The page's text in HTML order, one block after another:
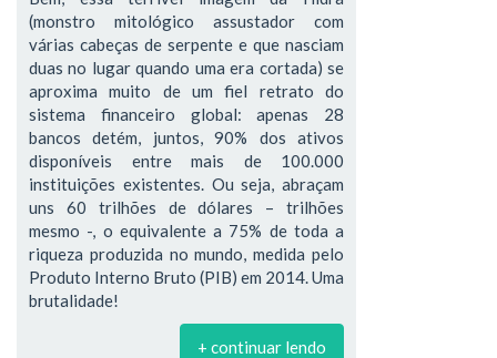
(monstro mitológico assustador com
várias cabeças de serpente e que nasciam
duas no lugar quando uma era cortada) se
aproxima muito de um fiel retrato do
sistema financeiro global: apenas 28
bancos detém, juntos, 90% dos ativos
disponíveis entre mais de 100.000
instituições existentes. Ou seja, abraçam
uns 60 trilhões de dólares – trilhões
mesmo -, o equivalente a 75% de toda a
riqueza produzida no mundo, medida pelo
Produto Interno Bruto (PIB) em 2014. Uma
brutalidade!
+ continuar lendo